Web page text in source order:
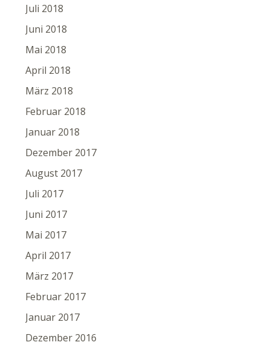
Juli 2018
Juni 2018
Mai 2018
April 2018
März 2018
Februar 2018
Januar 2018
Dezember 2017
August 2017
Juli 2017
Juni 2017
Mai 2017
April 2017
März 2017
Februar 2017
Januar 2017
Dezember 2016